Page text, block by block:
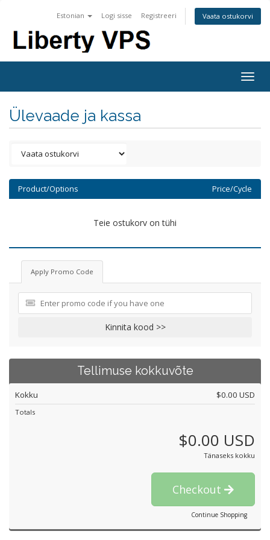
Estonian Logi sisse Registreeri Vaata ostukorvi
Ülevaade ja kassa
Product/Options Price/Cycle
Teie ostukorv on tühi
Apply Promo Code
Kinnita kood >>
Tellimuse kokkuvõte
Kokku $0.00 USD
Totals
$0.00 USD
Tänaseks kokku
Checkout
Continue Shopping